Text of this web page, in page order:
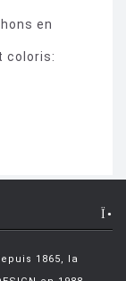
en
coloris:
1865, la